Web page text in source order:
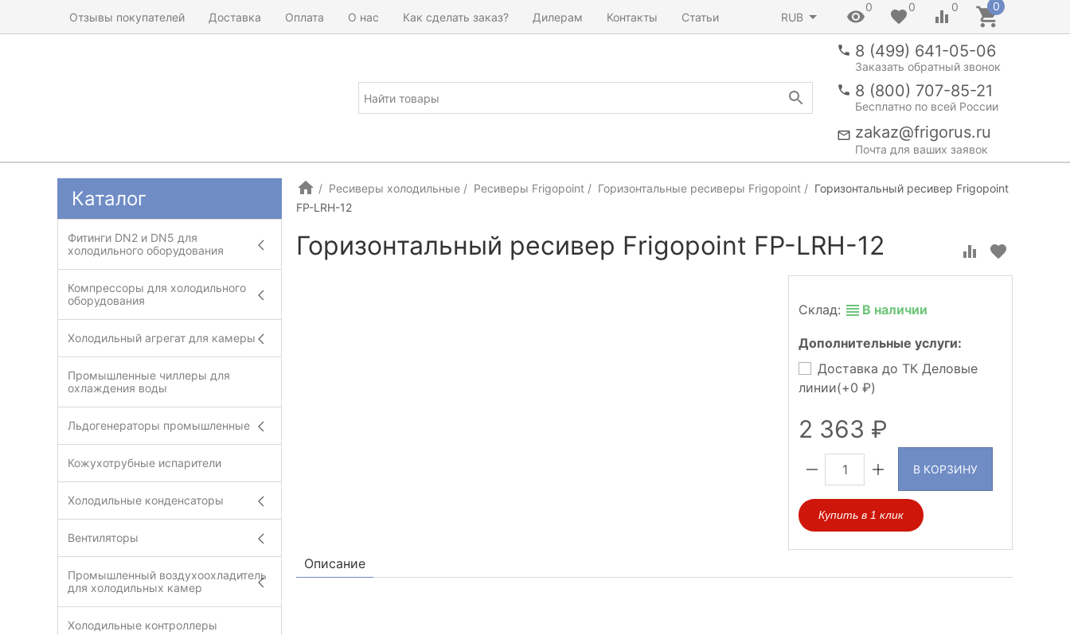
Отзывы покупателей Доставка Оплата О нас Как сделать заказ? Дилерам Контакты Статьи RUB
0 0 0 0
8 (499) 641-05-06
Заказать обратный звонок
8 (800) 707-85-21
Бесплатно по всей России
zakaz@frigorus.ru
Почта для ваших заявок
Ресиверы холодильные Ресиверы Frigopoint Горизонтальные ресиверы Frigopoint
Горизонтальный ресивер Frigopoint
FP-LRH-12
Горизонтальный ресивер Frigopoint FP-LRH-12
Склад: В наличии
Дополнительные услуги:
Доставка до ТК Деловые
линии(+0 )
2 363
В КОРЗИНУ
Купить в 1 клик
Описание
Каталог
Фитинги DN2 и DN5 для
холодильного оборудования
Компрессоры для холодильного
оборудования
Холодильный агрегат для камеры
Промышленные чиллеры для
охлаждения воды
Льдогенераторы промышленные
Кожухотрубные испарители
Холодильные конденсаторы
Вентиляторы
Промышленный воздухоохладитель
для холодильных камер
Холодильные контроллеры